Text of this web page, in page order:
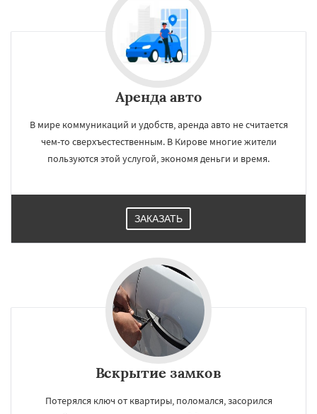
Аренда авто
В мире коммуникаций и удобств, аренда авто не считается
чем-то сверхъестественным. В Кирове многие жители
пользуются этой услугой, экономя деньги и время.
ЗАКАЗАТЬ
Вскрытие замков
Потерялся ключ от квартиры, поломался, засорился